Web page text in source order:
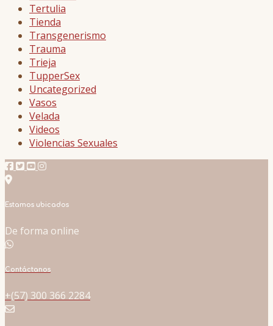
Tertulia
Tienda
Transgenerismo
Trauma
Trieja
TupperSex
Uncategorized
Vasos
Velada
Videos
Violencias Sexuales
Estamos ubicados
De forma online
Contáctanos
+(57) 300 366 2284